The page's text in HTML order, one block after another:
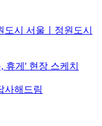
시 서울ㅣ정원도시
휴게' 현장 스케치
사해드림